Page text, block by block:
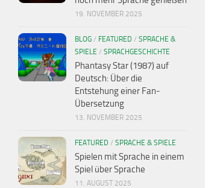
19. NOVEMBER 2025
BLOG / FEATURED / SPRACHE &
SPIELE / SPRACHGESCHICHTE
Phantasy Star (1987) auf
Deutsch: Über die
Entstehung einer Fan-
Übersetzung
13. NOVEMBER 2025
FEATURED / SPRACHE & SPIELE
Spielen mit Sprache in einem
Spiel über Sprache
11. AUGUST 2025